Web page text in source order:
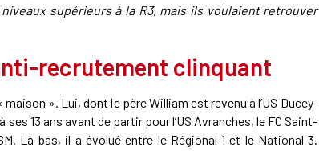
supérieurs à la R3, mais ils voulaient retrouver
recrutement clinquant
». Lui, dont le père William est revenu à l’US Ducey-
13 ans avant de partir pour l’US Avranches, le FC Saint-
Là-bas, il a évolué entre le Régional 1 et le National 3.